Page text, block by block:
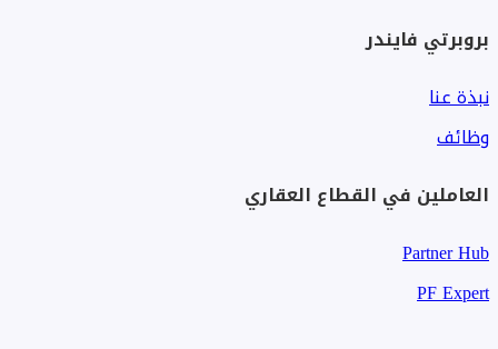
بروبرتي فايندر
نبذة عنا
وظائف
العاملين في القطاع العقاري
Partner Hub
PF Expert